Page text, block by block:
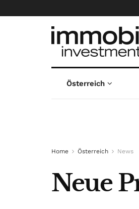
Österreich
Home Österreich News
Neue